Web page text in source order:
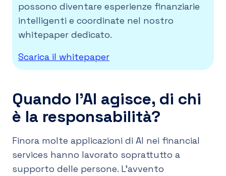
possono diventare esperienze finanziarie
intelligenti e coordinate nel nostro
whitepaper dedicato.
Scarica il whitepaper
Quando l’AI agisce, di chi
è la responsabilità?
Finora molte applicazioni di AI nei financial
services hanno lavorato soprattutto a
supporto delle persone. L’avvento